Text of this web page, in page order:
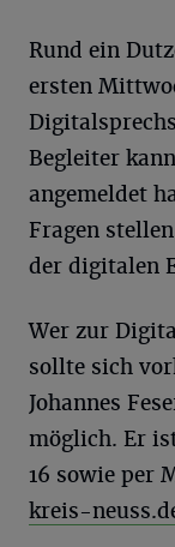
Rund ein
ersten
Begleiter
angemeldet
Fragen
der digitalen
Wer zur
sollte sich
Johannes
möglich. Er
16 sowie per
kreis-